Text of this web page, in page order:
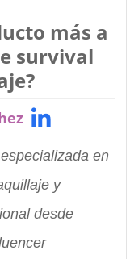
más a
survival
en
y
desde